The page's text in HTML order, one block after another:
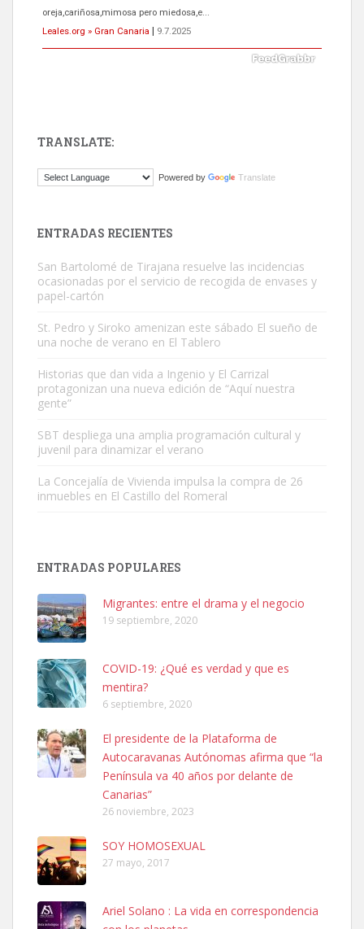
oreja,cariñosa,mimosa pero miedosa,e...
Leales.org » Gran Canaria
9.7.2025
El ayuntamiento se va a llevar a Los Gatos callejeros de la zona los
Este gato macho ha aparecido en la calle hace menos de un mes,
es muy manso y extremadamente cari...
Leales.org » Gran Canaria
Leales.org » Gran Canaria
SHIBA PERDIDO AVDA JOSE MESA Y LOPEZ
PERRO MACHO RAZA SHIBA CON MICROCHIP PERDIDO HOY
06/07/2025 ZONA MESA Y LOPEZ. ES MUY ASUSTADIZO
Leales.org » Gran Canaria
6.7.2025
Ninfa perdida
TRANSLATE:
Powered by Translate
ENTRADAS RECIENTES
San Bartolomé de Tirajana resuelve las incidencias
ocasionadas por el servicio de recogida de envases y
papel-cartón
St. Pedro y Siroko amenizan este sábado El sueño de
una noche de verano en El Tablero
Historias que dan vida a Ingenio y El Carrizal
protagonizan una nueva edición de “Aquí nuestra
gente”
SBT despliega una amplia programación cultural y
juvenil para dinamizar el verano
La Concejalía de Vivienda impulsa la compra de 26
inmuebles en El Castillo del Romeral
ENTRADAS POPULARES
Migrantes: entre el drama y el negocio
19 septiembre, 2020
COVID-19: ¿Qué es verdad y que es
mentira?
6 septiembre, 2020
El presidente de la Plataforma de
Autocaravanas Autónomas afirma que “la
Península va 40 años por delante de
Canarias”
26 noviembre, 2023
SOY HOMOSEXUAL
27 mayo, 2017
Ariel Solano : La vida en correspondencia